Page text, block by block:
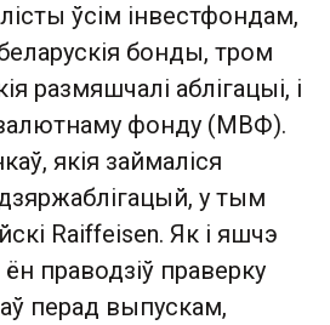
ўсім інвестфондам,
бонды, тром
размяшчалі аблігацыі, і
фонду (МВФ).
якія займаліся
у тым
Raiffeisen. Як і яшчэ
ён праводзіў праверку
перад выпускам,